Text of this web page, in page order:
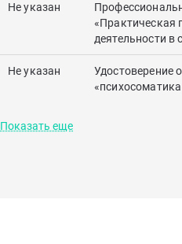
Не указан
«Практическая
деятельности в
Не указан
Удостоверение
Показать еще